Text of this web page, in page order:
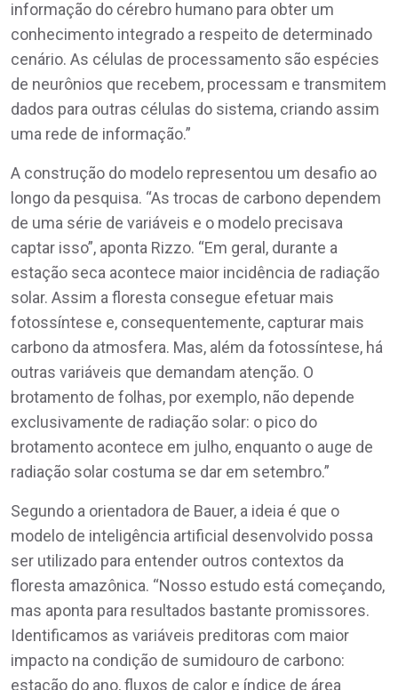
informação do cérebro humano para obter um
conhecimento integrado a respeito de determinado
cenário. As células de processamento são espécies
de neurônios que recebem, processam e transmitem
dados para outras células do sistema, criando assim
uma rede de informação.”
A construção do modelo representou um desafio ao
longo da pesquisa. “As trocas de carbono dependem
de uma série de variáveis e o modelo precisava
captar isso”, aponta Rizzo. “Em geral, durante a
estação seca acontece maior incidência de radiação
solar. Assim a floresta consegue efetuar mais
fotossíntese e, consequentemente, capturar mais
carbono da atmosfera. Mas, além da fotossíntese, há
outras variáveis que demandam atenção. O
brotamento de folhas, por exemplo, não depende
exclusivamente de radiação solar: o pico do
brotamento acontece em julho, enquanto o auge de
radiação solar costuma se dar em setembro.”
Segundo a orientadora de Bauer, a ideia é que o
modelo de inteligência artificial desenvolvido possa
ser utilizado para entender outros contextos da
floresta amazônica. “Nosso estudo está começando,
mas aponta para resultados bastante promissores.
Identificamos as variáveis preditoras com maior
impacto na condição de sumidouro de carbono:
estação do ano, fluxos de calor e índice de área